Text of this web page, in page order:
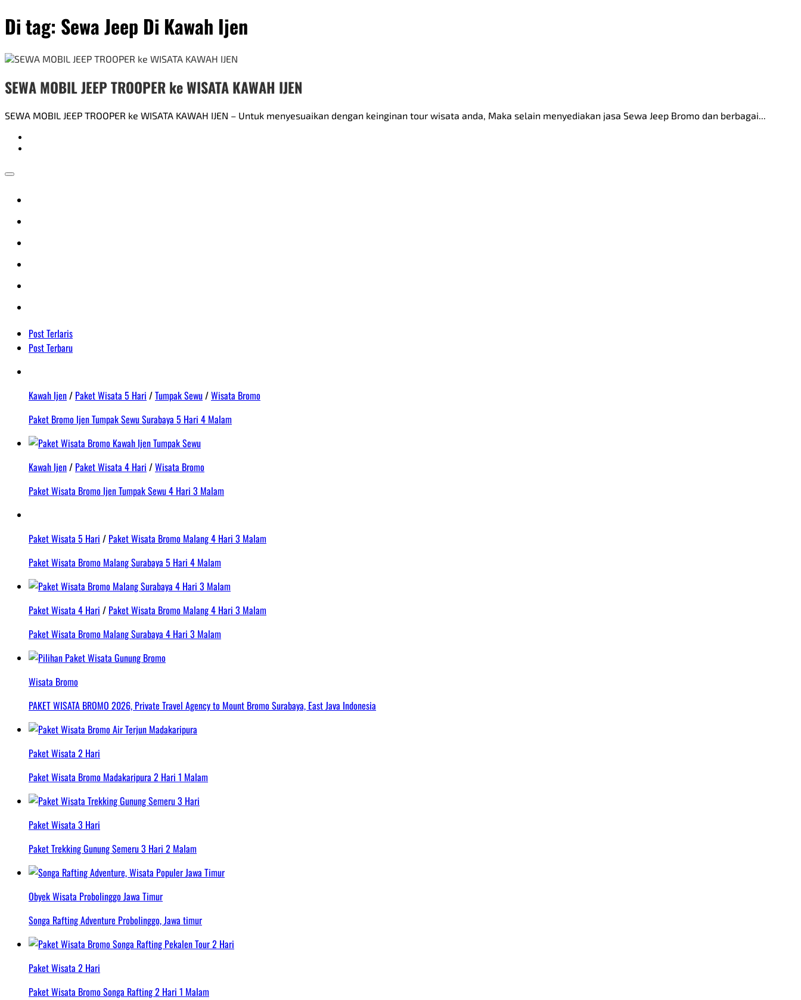
Di tag: Sewa Jeep Di Kawah Ijen
SEWA MOBIL JEEP TROOPER ke WISATA KAWAH IJEN
SEWA MOBIL JEEP TROOPER ke WISATA KAWAH IJEN – Untuk menyesuaikan dengan keinginan tour wisata anda, Maka selain menyediakan jasa Sewa Jeep Bromo dan berbagai...
Post Terlaris
Post Terbaru
Kawah Ijen/ Paket Wisata 5 Hari /Tumpak Sewu/Wisata Bromo
Paket Bromo Ijen Tumpak Sewu Surabaya 5 Hari 4 Malam
Kawah Ijen/ Paket Wisata 4 Hari /Wisata Bromo
Paket Wisata Bromo Ijen Tumpak Sewu 4 Hari 3 Malam
Paket Wisata 5 Hari / Paket Wisata Bromo Malang 4 Hari 3 Malam
Paket Wisata Bromo Malang Surabaya 5 Hari 4 Malam
Paket Wisata 4 Hari / Paket Wisata Bromo Malang 4 Hari 3 Malam
Paket Wisata Bromo Malang Surabaya 4 Hari 3 Malam
Wisata Bromo
PAKET WISATA BROMO 2026, Private Travel Agency to Mount Bromo Surabaya, East Java Indonesia
Paket Wisata 2 Hari
Paket Wisata Bromo Madakaripura 2 Hari 1 Malam
Paket Wisata 3 Hari
Paket Trekking Gunung Semeru 3 Hari 2 Malam
Obyek Wisata Probolinggo Jawa Timur
Songa Rafting Adventure Probolinggo, Jawa timur
Paket Wisata 2 Hari
Paket Wisata Bromo Songa Rafting 2 Hari 1 Malam